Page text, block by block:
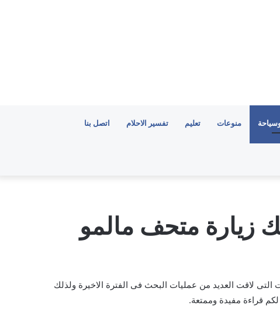
منوعات تعليم تفسير الاحلام اتصل بنا
لاقت العديد من عمليات البحث فى الفترة الاخيرة ولذلك
قراءة مفيدة وممتعة.